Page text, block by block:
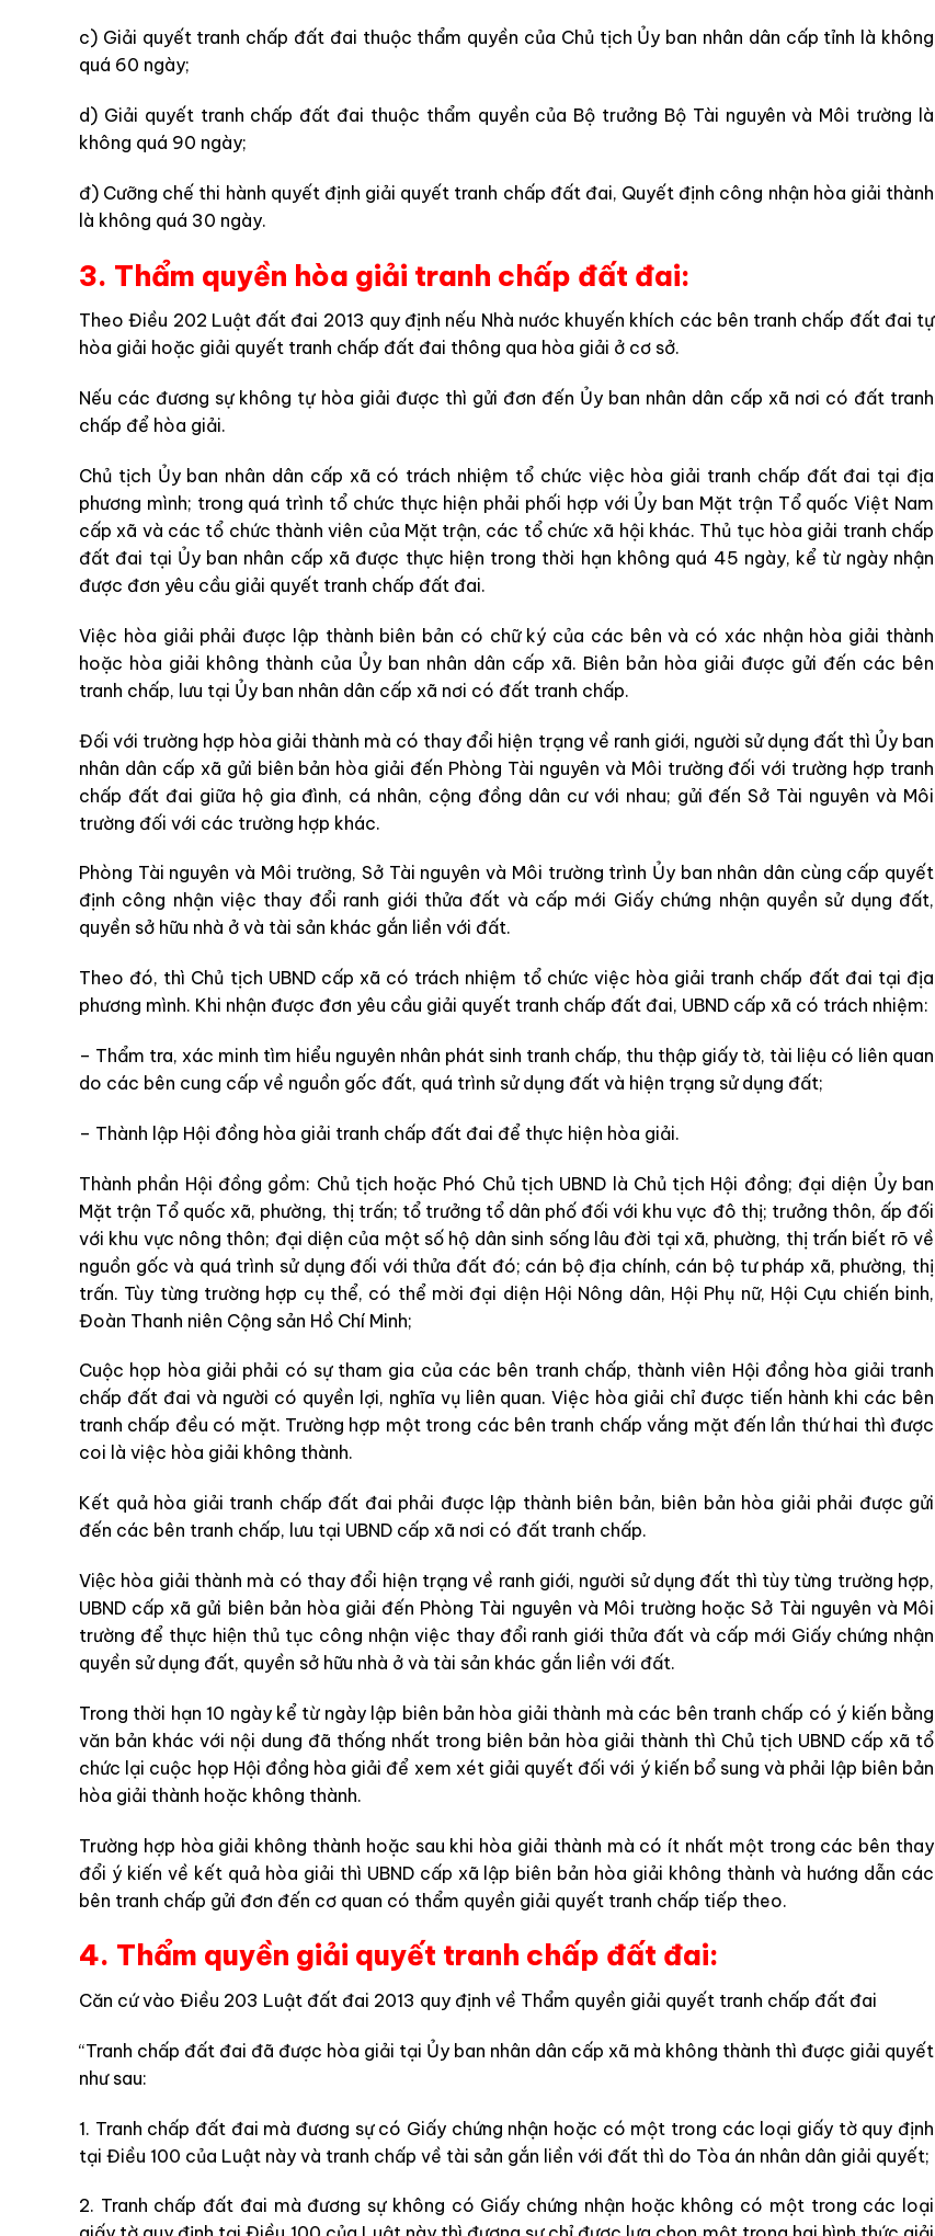
c) Giải quyết tranh chấp đất đai thuộc thẩm quyền của Chủ tịch Ủy ban nhân dân cấp tỉnh là không
quá 60 ngày;
d) Giải quyết tranh chấp đất đai thuộc thẩm quyền của Bộ trưởng Bộ Tài nguyên và Môi trường là
không quá 90 ngày;
đ) Cưỡng chế thi hành quyết định giải quyết tranh chấp đất đai, Quyết định công nhận hòa giải thành
là không quá 30 ngày.
3. Thẩm quyền hòa giải tranh chấp đất đai:
Theo Điều 202 Luật đất đai 2013 quy định nếu Nhà nước khuyến khích các bên tranh chấp đất đai tự
hòa giải hoặc giải quyết tranh chấp đất đai thông qua hòa giải ở cơ sở.
Nếu các đương sự không tự hòa giải được thì gửi đơn đến Ủy ban nhân dân cấp xã nơi có đất tranh
chấp để hòa giải.
Chủ tịch Ủy ban nhân dân cấp xã có trách nhiệm tổ chức việc hòa giải tranh chấp đất đai tại địa
phương mình; trong quá trình tổ chức thực hiện phải phối hợp với Ủy ban Mặt trận Tổ quốc Việt Nam
cấp xã và các tổ chức thành viên của Mặt trận, các tổ chức xã hội khác. Thủ tục hòa giải tranh chấp
đất đai tại Ủy ban nhân cấp xã được thực hiện trong thời hạn không quá 45 ngày, kể từ ngày nhận
được đơn yêu cầu giải quyết tranh chấp đất đai.
Việc hòa giải phải được lập thành biên bản có chữ ký của các bên và có xác nhận hòa giải thành
hoặc hòa giải không thành của Ủy ban nhân dân cấp xã. Biên bản hòa giải được gửi đến các bên
tranh chấp, lưu tại Ủy ban nhân dân cấp xã nơi có đất tranh chấp.
Đối với trường hợp hòa giải thành mà có thay đổi hiện trạng về ranh giới, người sử dụng đất thì Ủy ban
nhân dân cấp xã gửi biên bản hòa giải đến Phòng Tài nguyên và Môi trường đối với trường hợp tranh
chấp đất đai giữa hộ gia đình, cá nhân, cộng đồng dân cư với nhau; gửi đến Sở Tài nguyên và Môi
trường đối với các trường hợp khác.
Phòng Tài nguyên và Môi trường, Sở Tài nguyên và Môi trường trình Ủy ban nhân dân cùng cấp quyết
định công nhận việc thay đổi ranh giới thửa đất và cấp mới Giấy chứng nhận quyền sử dụng đất,
quyền sở hữu nhà ở và tài sản khác gắn liền với đất.
Theo đó, thì Chủ tịch UBND cấp xã có trách nhiệm tổ chức việc hòa giải tranh chấp đất đai tại địa
phương mình. Khi nhận được đơn yêu cầu giải quyết tranh chấp đất đai, UBND cấp xã có trách nhiệm:
– Thẩm tra, xác minh tìm hiểu nguyên nhân phát sinh tranh chấp, thu thập giấy tờ, tài liệu có liên quan
do các bên cung cấp về nguồn gốc đất, quá trình sử dụng đất và hiện trạng sử dụng đất;
– Thành lập Hội đồng hòa giải tranh chấp đất đai để thực hiện hòa giải.
Thành phần Hội đồng gồm: Chủ tịch hoặc Phó Chủ tịch UBND là Chủ tịch Hội đồng; đại diện Ủy ban
Mặt trận Tổ quốc xã, phường, thị trấn; tổ trưởng tổ dân phố đối với khu vực đô thị; trưởng thôn, ấp đối
với khu vực nông thôn; đại diện của một số hộ dân sinh sống lâu đời tại xã, phường, thị trấn biết rõ về
nguồn gốc và quá trình sử dụng đối với thửa đất đó; cán bộ địa chính, cán bộ tư pháp xã, phường, thị
trấn. Tùy từng trường hợp cụ thể, có thể mời đại diện Hội Nông dân, Hội Phụ nữ, Hội Cựu chiến binh,
Đoàn Thanh niên Cộng sản Hồ Chí Minh;
Cuộc họp hòa giải phải có sự tham gia của các bên tranh chấp, thành viên Hội đồng hòa giải tranh
chấp đất đai và người có quyền lợi, nghĩa vụ liên quan. Việc hòa giải chỉ được tiến hành khi các bên
tranh chấp đều có mặt. Trường hợp một trong các bên tranh chấp vắng mặt đến lần thứ hai thì được
coi là việc hòa giải không thành.
Kết quả hòa giải tranh chấp đất đai phải được lập thành biên bản, biên bản hòa giải phải được gửi
đến các bên tranh chấp, lưu tại UBND cấp xã nơi có đất tranh chấp.
Việc hòa giải thành mà có thay đổi hiện trạng về ranh giới, người sử dụng đất thì tùy từng trường hợp,
UBND cấp xã gửi biên bản hòa giải đến Phòng Tài nguyên và Môi trường hoặc Sở Tài nguyên và Môi
trường để thực hiện thủ tục công nhận việc thay đổi ranh giới thửa đất và cấp mới Giấy chứng nhận
quyền sử dụng đất, quyền sở hữu nhà ở và tài sản khác gắn liền với đất.
Trong thời hạn 10 ngày kể từ ngày lập biên bản hòa giải thành mà các bên tranh chấp có ý kiến bằng
văn bản khác với nội dung đã thống nhất trong biên bản hòa giải thành thì Chủ tịch UBND cấp xã tổ
chức lại cuộc họp Hội đồng hòa giải để xem xét giải quyết đối với ý kiến bổ sung và phải lập biên bản
hòa giải thành hoặc không thành.
Trường hợp hòa giải không thành hoặc sau khi hòa giải thành mà có ít nhất một trong các bên thay
đổi ý kiến về kết quả hòa giải thì UBND cấp xã lập biên bản hòa giải không thành và hướng dẫn các
bên tranh chấp gửi đơn đến cơ quan có thẩm quyền giải quyết tranh chấp tiếp theo.
4. Thẩm quyền giải quyết tranh chấp đất đai:
Căn cứ vào Điều 203 Luật đất đai 2013 quy định về Thẩm quyền giải quyết tranh chấp đất đai
“Tranh chấp đất đai đã được hòa giải tại Ủy ban nhân dân cấp xã mà không thành thì được giải quyết
như sau:
1. Tranh chấp đất đai mà đương sự có Giấy chứng nhận hoặc có một trong các loại giấy tờ quy định
tại Điều 100 của Luật này và tranh chấp về tài sản gắn liền với đất thì do Tòa án nhân dân giải quyết;
2. Tranh chấp đất đai mà đương sự không có Giấy chứng nhận hoặc không có một trong các loại